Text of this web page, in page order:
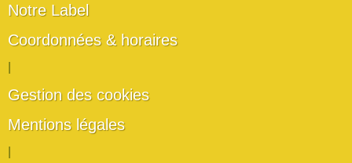
Notre Label
Coordonnées & horaires
Gestion des cookies
Mentions légales